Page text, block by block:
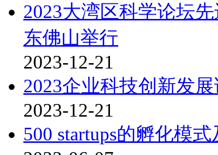
2023大湾区科学论坛
东佛山举行
2023-12-21
2023企业科技创新发
2023-12-21
500 startups的孵化模